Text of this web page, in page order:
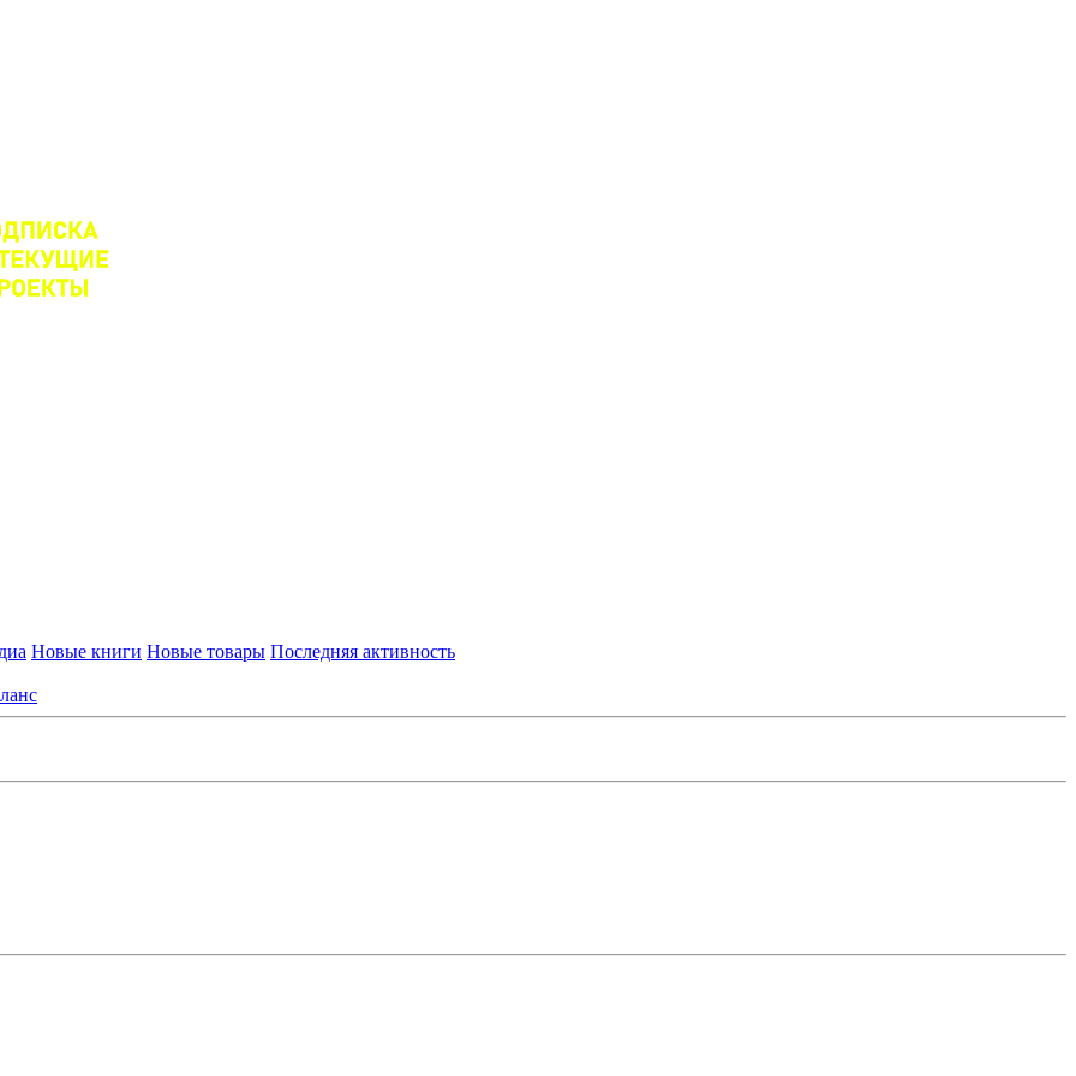
Новые книги Новые товары Последняя активность